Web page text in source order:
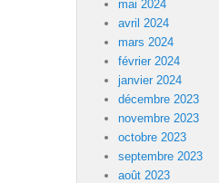
mai 2024
avril 2024
mars 2024
février 2024
janvier 2024
décembre 2023
novembre 2023
octobre 2023
septembre 2023
août 2023